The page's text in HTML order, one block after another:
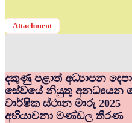
Attachment
දකුණු පළාත් අධ්‍යාපන
සේවයේ නියුතු අනධ්‍යයන
වාර්ෂික ස්ථාන මාරු 2025
අභියාචනා මණ්ඩල තීරණ